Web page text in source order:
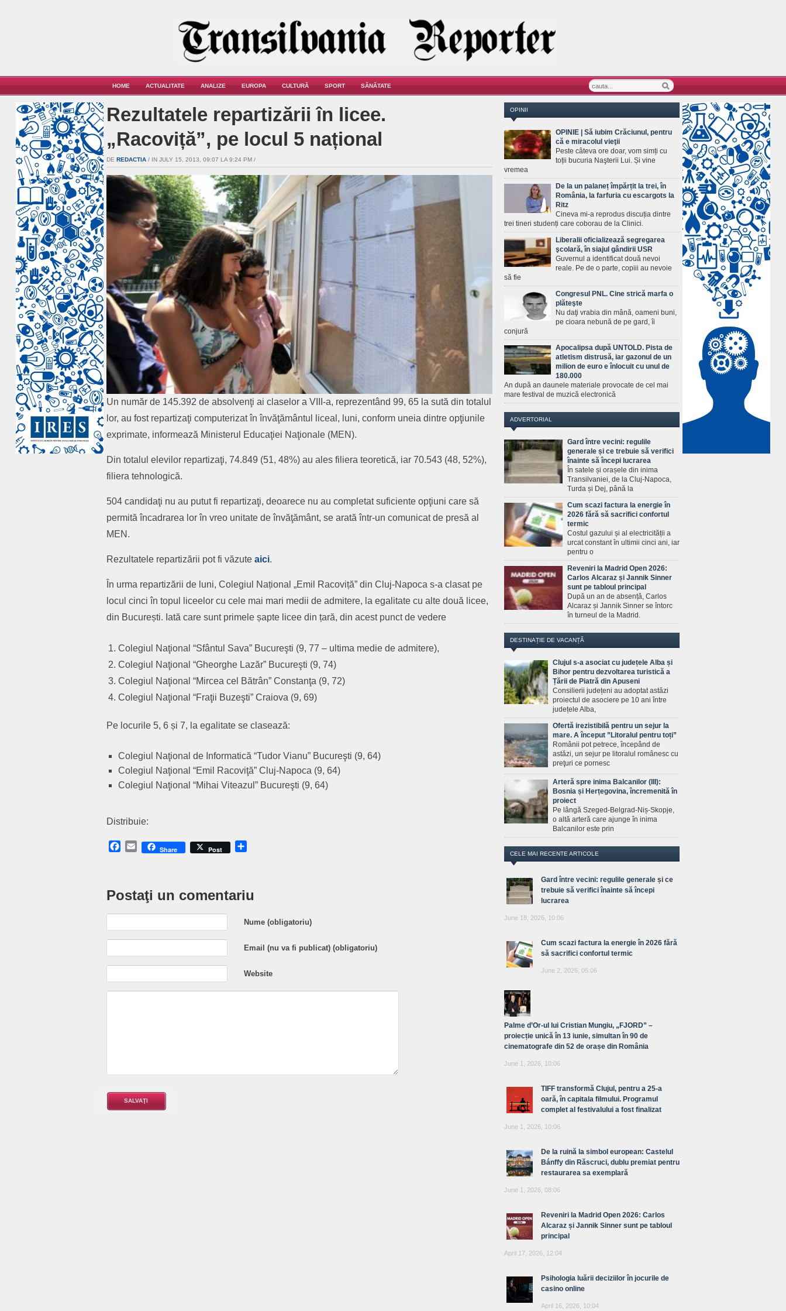
HOME ACTUALITATE ANALIZE EUROPA CULTURĂ SPORT SĂNĂTATE
Rezultatele repartizării în licee.
„Racoviță”, pe locul 5 național
DE REDACTIA / IN JULY 15, 2013, 09:07 LA 9:24 PM /
Un număr de 145.392 de absolvenţi ai claselor a VIII-a, reprezentând 99, 65 la sută din totalul
lor, au fost repartizaţi computerizat în învăţământul liceal, luni, conform uneia dintre opţiunile
exprimate, informează Ministerul Educaţiei Naţionale (MEN).
Din totalul elevilor repartizaţi, 74.849 (51, 48%) au ales filiera teoretică, iar 70.543 (48, 52%),
filiera tehnologică.
504 candidaţi nu au putut fi repartizaţi, deoarece nu au completat suficiente opţiuni care să
permită încadrarea lor în vreo unitate de învăţământ, se arată într-un comunicat de presă al
MEN.
Rezultatele repartizării pot fi văzute aici.
În urma repartizării de luni, Colegiul Național „Emil Racoviță” din Cluj-Napoca s-a clasat pe
locul cinci în topul liceelor cu cele mai mari medii de admitere, la egalitate cu alte două licee,
din București. Iată care sunt primele șapte licee din țară, din acest punct de vedere
Colegiul Naţional “Sfântul Sava” Bucureşti (9, 77 – ultima medie de admitere),
Colegiul Naţional “Gheorghe Lazăr” Bucureşti (9, 74)
Colegiul Naţional “Mircea cel Bătrân” Constanţa (9, 72)
Colegiul Naţional “Fraţii Buzeşti” Craiova (9, 69)
Pe locurile 5, 6 și 7, la egalitate se clasează:
Colegiul Naţional de Informatică “Tudor Vianu” Bucureşti (9, 64)
Colegiul Naţional “Emil Racoviţă” Cluj-Napoca (9, 64)
Colegiul Naţional “Mihai Viteazul” Bucureşti (9, 64)
Distribuie:
Facebook
EmailShare Post
Postaţi un comentariu
Nume (obligatoriu)
Email (nu va fi publicat) (obligatoriu)
Website
OPINII
OPINIE | Să iubim Crăciunul, pentru
că e miracolul vieţii
Peste câteva ore doar, vom simți cu
toții bucuria Naşterii Lui. Și vine
vremea
De la un palaneț împărțit la trei, în
România, la farfuria cu escargots la
Ritz
Cineva mi-a reprodus discuția dintre
trei tineri studenți care coborau de la Clinici.
Liberalii oficializează segregarea
şcolară, în siajul gândirii USR
Guvernul a identificat două nevoi
reale. Pe de o parte, copiii au nevoie
să fie
Congresul PNL. Cine strică marfa o
plăteşte
Nu daţi vrabia din mână, oameni buni,
pe cioara nebună de pe gard, îi
conjură
Apocalipsa după UNTOLD. Pista de
atletism distrusă, iar gazonul de un
milion de euro e înlocuit cu unul de
180.000
An după an daunele materiale provocate de cel mai
mare festival de muzică electronică
ADVERTORIAL
Gard între vecini: regulile
generale și ce trebuie să verifici
înainte să începi lucrarea
În satele și orașele din inima
Transilvaniei, de la Cluj-Napoca,
Turda și Dej, până la
Cum scazi factura la energie în
2026 fără să sacrifici confortul
termic
Costul gazului și al electricității a
urcat constant în ultimii cinci ani, iar
pentru o
Reveniri la Madrid Open 2026:
Carlos Alcaraz și Jannik Sinner
sunt pe tabloul principal
După un an de absență, Carlos
Alcaraz și Jannik Sinner se întorc
în turneul de la Madrid.
DESTINAȚIE DE VACANȚĂ
Clujul s-a asociat cu județele Alba și
Bihor pentru dezvoltarea turistică a
Țării de Piatră din Apuseni
Consilierii județeni au adoptat astăzi
proiectul de asociere pe 10 ani între
județele Alba,
Ofertă irezistibilă pentru un sejur la
mare. A început ”Litoralul pentru toți”
Românii pot petrece, începând de
astăzi, un sejur pe litoralul românesc cu
preţuri ce pornesc
Arteră spre inima Balcanilor (III):
Bosnia și Herțegovina, încremenită în
proiect
Pe lângă Szeged-Belgrad-Niș-Skopje,
o altă arteră care ajunge în inima
Balcanilor este prin
CELE MAI RECENTE ARTICOLE
Gard între vecini: regulile generale și ce
trebuie să verifici înainte să începi
lucrarea
June 18, 2026, 10:06
Cum scazi factura la energie în 2026 fără
să sacrifici confortul termic
June 2, 2026, 05:06
Palme d’Or-ul lui Cristian Mungiu, „FJORD” –
proiecție unică în 13 iunie, simultan în 90 de
cinematografe din 52 de orașe din România
June 1, 2026, 10:06
TIFF transformă Clujul, pentru a 25-a
oară, în capitala filmului. Programul
complet al festivalului a fost finalizat
June 1, 2026, 10:06
De la ruină la simbol european: Castelul
Bánffy din Răscruci, dublu premiat pentru
restaurarea sa exemplară
June 1, 2026, 08:06
Reveniri la Madrid Open 2026: Carlos
Alcaraz și Jannik Sinner sunt pe tabloul
principal
April 17, 2026, 12:04
Psihologia luării deciziilor în jocurile de
casino online
April 16, 2026, 10:04